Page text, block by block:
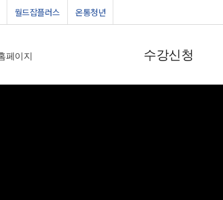
월드잡플러스 온통청년
수강신청